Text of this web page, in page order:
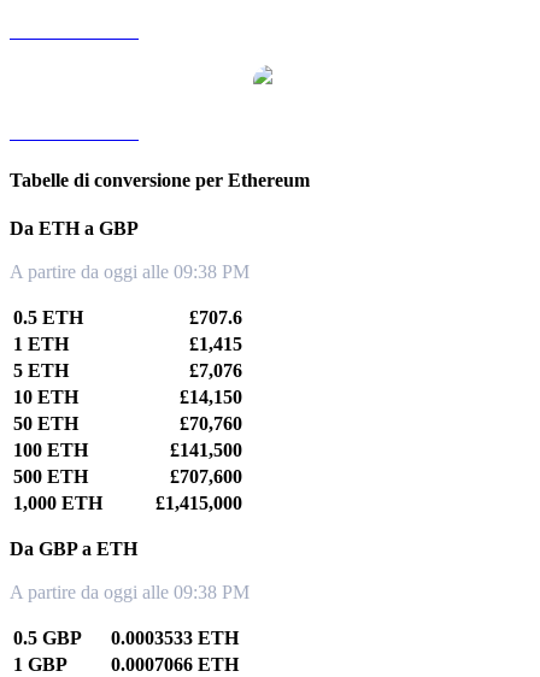
Tabelle di conversione per Ethereum
Da ETH a GBP
A partire da oggi alle 09:38 PM
0.5 ETH
£707.6
1 ETH
£1,415
5 ETH
£7,076
10 ETH
£14,150
50 ETH
£70,760
100 ETH
£141,500
500 ETH
£707,600
1,000 ETH
£1,415,000
Da GBP a ETH
A partire da oggi alle 09:38 PM
0.5 GBP
0.0003533 ETH
1 GBP
0.0007066 ETH